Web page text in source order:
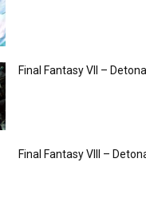
Final Fantasy VII –
Final Fantasy VIII –